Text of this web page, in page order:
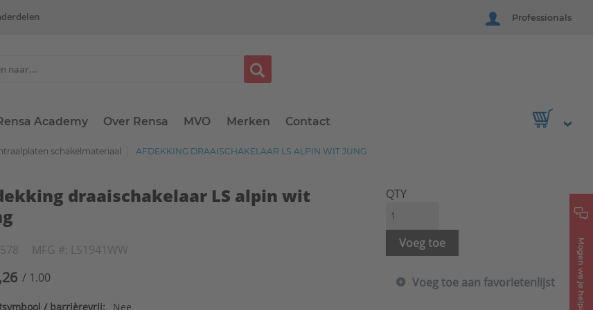
Professionals
Academy Over Rensa MVO Merken Contact
Mogen we je helpen?
schakelmateriaal AFDEKKING DRAAISCHAKELAAR LS ALPIN WIT JUNG
draaischakelaar LS alpin wit
MFG #: LS1941WW
/ 1.00
/ barrièrevrij:
Nee
QTY
Voeg toe
Voeg toe aan favorietenlijst